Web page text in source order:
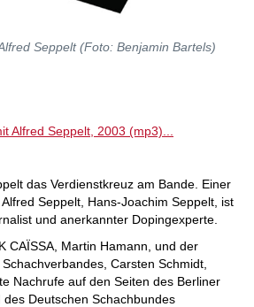
Seppelt (Foto: Benjamin Bartels)
Alfred Seppelt, 2003 (mp3)...
das Verdienstkreuz am Bande. Einer
Seppelt, Hans-Joachim Seppelt, ist
und anerkannter Dopingexperte.
CAÏSSA, Martin Hamann, und der
Carsten Schmidt,
Nachrufe auf den Seiten des Berliner
Deutschen Schachbundes